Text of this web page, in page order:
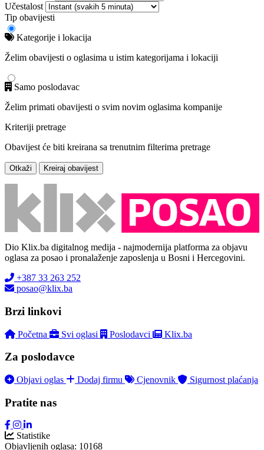
Učestalost
Tip obavijesti
Kategorije i lokacija
Želim obavijesti o oglasima u istim kategorijama i lokaciji
Samo poslodavac
Želim primati obavijesti o svim novim oglasima kompanije
Kriteriji pretrage
Obavijest će biti kreirana sa trenutnim filterima pretrage
Otkaži Kreiraj obavijest
Dio Klix.ba digitalnog medija - najmodernija platforma za objavu
oglasa za posao i pronalaženje zaposlenja u Bosni i Hercegovini.
+387 33 263 252
posao@klix.ba
Brzi linkovi
Početna Svi oglasi Poslodavci Klix.ba
Za poslodavce
Objavi oglas Dodaj firmu Cjenovnik Sigurnost plaćanja
Pratite nas
Statistike
Objavljenih oglasa: 10168